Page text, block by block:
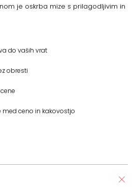
je oskrba mize s prilagodljivim in
do vaših vrat
obresti
med ceno in kakovostjo